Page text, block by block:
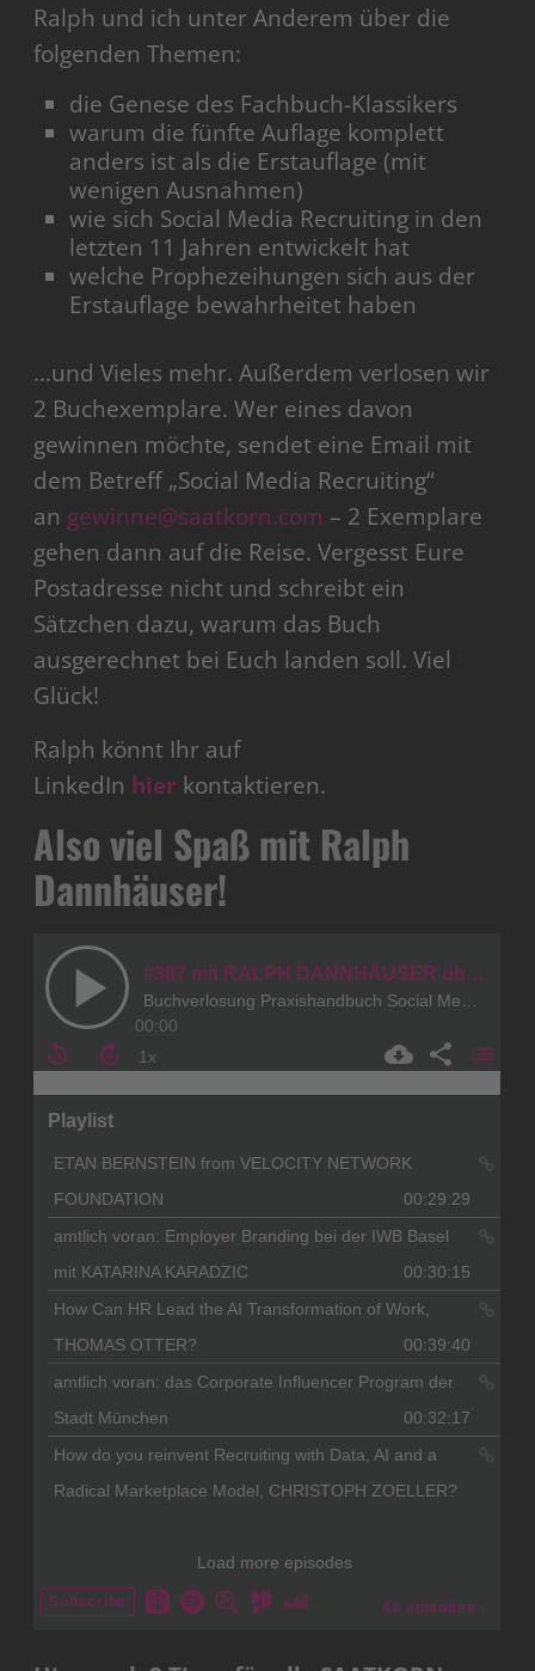
Ralph und ich unter Anderem über die
folgenden Themen:
die Genese des Fachbuch-Klassikers
warum die fünfte Auflage komplett
anders ist als die Erstauflage (mit
wenigen Ausnahmen)
wie sich Social Media Recruiting in den
letzten 11 Jahren entwickelt hat
welche Prophezeihungen sich aus der
Erstauflage bewahrheitet haben
…und Vieles mehr. Außerdem verlosen wir
2 Buchexemplare. Wer eines davon
gewinnen möchte, sendet eine Email mit
dem Betreff „Social Media Recruiting“
an gewinne@saatkorn.com – 2 Exemplare
gehen dann auf die Reise. Vergesst Eure
Postadresse nicht und schreibt ein
Sätzchen dazu, warum das Buch
ausgerechnet bei Euch landen soll. Viel
Glück!
Ralph könnt Ihr auf
LinkedIn hier kontaktieren.
Also viel Spaß mit Ralph
Dannhäuser!